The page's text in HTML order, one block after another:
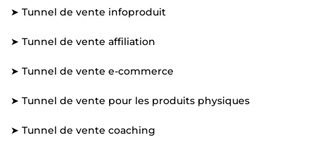
➤ Tunnel de vente infoproduit
➤ Tunnel de vente affiliation
➤ Tunnel de vente e-commerce
➤ Tunnel de vente pour les produits physiques
➤ Tunnel de vente coaching